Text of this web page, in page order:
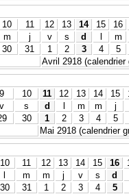
10 11 12 13 14 15 16
m j v s d m
30 31 1 2 3 4 5
Avril 2918 (calendrier
9 10 11 12 13 14 15
v s d m m j
30 1 2 3 4 5
Mai 2918 (calendrier
10 11 12 13 14 15 16
m m j v s d
30 31 1 2 3 4 5